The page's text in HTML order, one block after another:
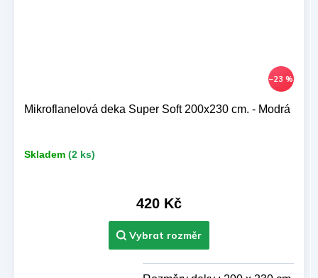
–23 %
Mikroflanelová deka Super Soft 200x230 cm. - Modrá
Skladem (2 ks)
420 Kč